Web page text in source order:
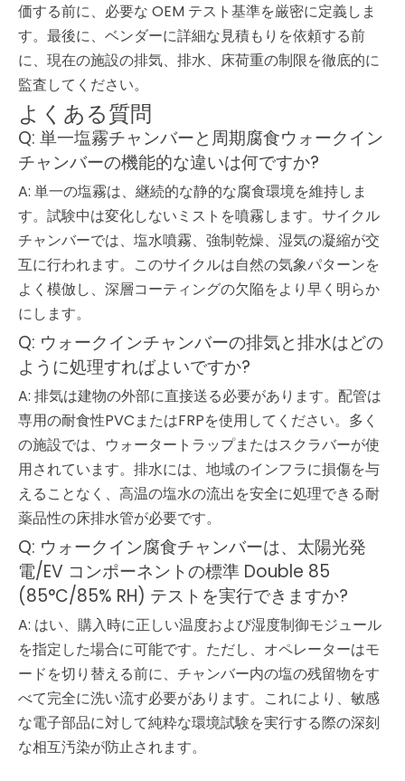
価する前に、必要な OEM テスト基準を厳密に定義しま
す。最後に、ベンダーに詳細な見積もりを依頼する前
に、現在の施設の排気、排水、床荷重の制限を徹底的に
監査してください。
よくある質問
Q: 単一塩霧チャンバーと周期腐食ウォークイン
チャンバーの機能的な違いは何ですか?
A: 単一の塩霧は、継続的な静的な腐食環境を維持しま
す。試験中は変化しないミストを噴霧します。サイクル
チャンバーでは、塩水噴霧、強制乾燥、湿気の凝縮が交
互に行われます。このサイクルは自然の気象パターンを
よく模倣し、深層コーティングの欠陥をより早く明らか
にします。
Q: ウォークインチャンバーの排気と排水はどの
ように処理すればよいですか?
A: 排気は建物の外部に直接送る必要があります。配管は
専用の耐食性PVCまたはFRPを使用してください。多く
の施設では、ウォータートラップまたはスクラバーが使
用されています。排水には、地域のインフラに損傷を与
えることなく、高温の塩水の流出を安全に処理できる耐
薬品性の床排水管が必要です。
Q: ウォークイン腐食チャンバーは、太陽光発
電/EV コンポーネントの標準 Double 85
(85°C/85% RH) テストを実行できますか?
A: はい、購入時に正しい温度および湿度制御モジュール
を指定した場合に可能です。ただし、オペレーターはモ
ードを切り替える前に、チャンバー内の塩の残留物をす
べて完全に洗い流す必要があります。これにより、敏感
な電子部品に対して純粋な環境試験を実行する際の深刻
な相互汚染が防止されます。